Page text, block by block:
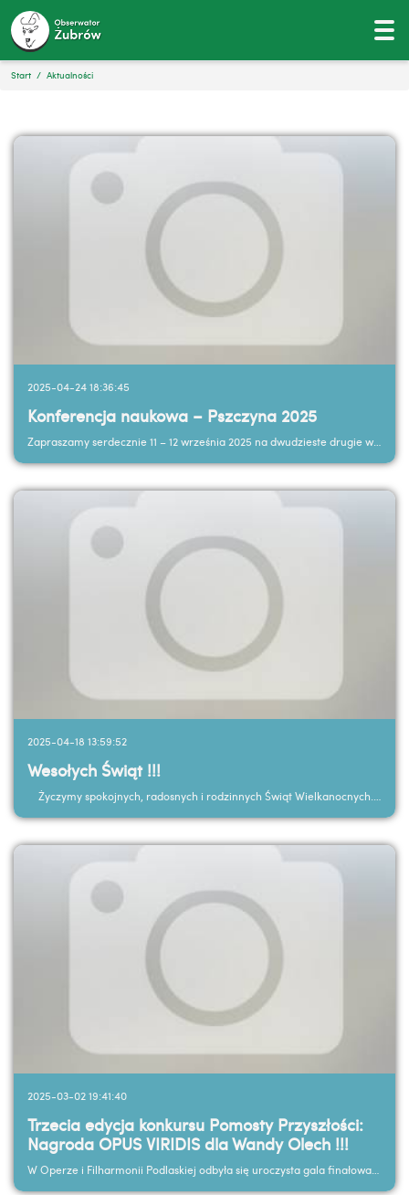
Start Aktualności
2025-04-24 18:36:45
Konferencja naukowa – Pszczyna 2025
2025-04-18 13:59:52
Wesołych Świąt !!!
2025-03-02 19:41:40
Trzecia edycja konkursu Pomosty Przyszłości:
Nagroda OPUS VIRIDIS dla Wandy Olech !!!